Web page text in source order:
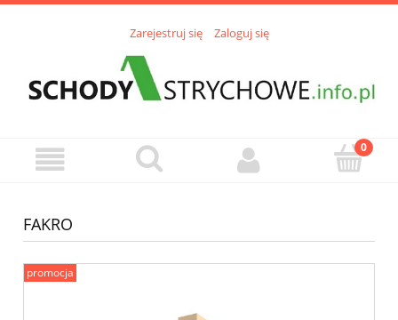
Zarejestruj się Zaloguj się
FAKRO
promocja